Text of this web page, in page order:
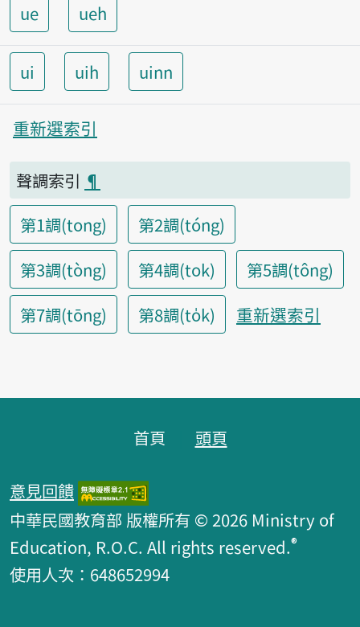
ue ueh
ui uih uinn
重新選索引
聲調索引 ¶
第1調(tong)
第2調(tóng)
第3調(tòng)
第4調(tok)
第5調(tông)
第7調(tōng)
第8調(to̍k) 重新選索引
首頁 頭頁
意見回饋
中華民國教育部 版權所有 © 2026 Ministry of
Education, R.O.C. All rights reserved.®
使用人次：648652994